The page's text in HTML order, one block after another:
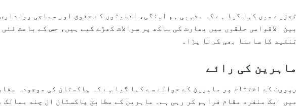
تجزیے میں کہا گیا ہے کہ مذہبی ہم آہنگی، اقلیتوں کے حقوق اور سماجی
بین الاقوامی حلقوں میں بھارت کی ساکھ پر سوالات کھڑے کیے ہیں، جس کے باعث
تنقید کا سامنا بھی کرنا پڑا۔
ماہرین کی رائے
رپورٹ کے اختتام پر ماہرین کے حوالے سے کہا گیا ہے کہ پاکستان کی موجودہ
میں ایک منفرد مقام فراہم کر رہی ہے۔ ماہرین کے مطابق پاکستان ان چند ممالک